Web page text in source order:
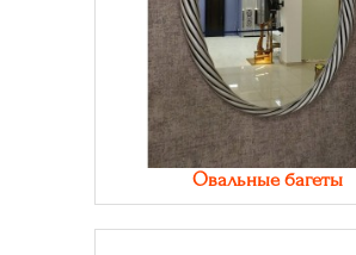
Овальные багеты